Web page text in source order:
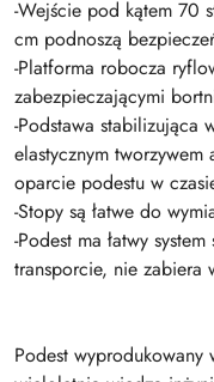
-Wejście pod kątem 70
cm podnoszą
-Platforma robocza
zabezpieczającymi
-Podstawa stabilizująca
elastycznym
oparcie podestu w
-Stopy są łatwe do
-Podest ma łatwy
transporcie, nie zabiera
Podest